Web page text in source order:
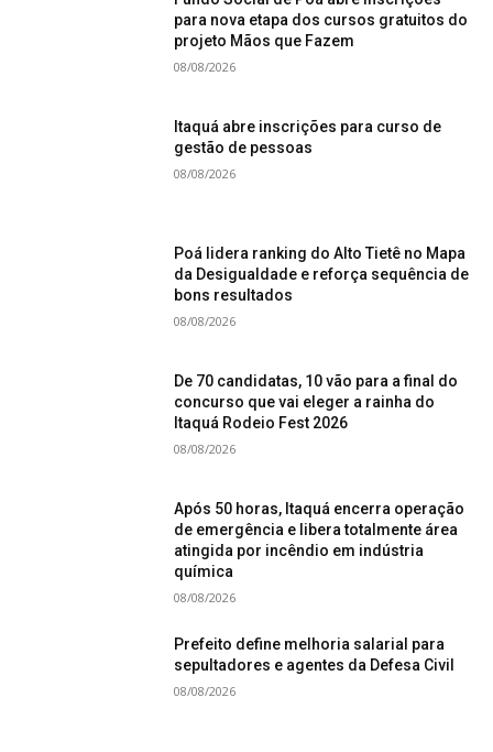
para nova etapa dos cursos gratuitos do
projeto Mãos que Fazem
08/08/2026
Itaquá abre inscrições para curso de
gestão de pessoas
08/08/2026
Poá lidera ranking do Alto Tietê no Mapa
da Desigualdade e reforça sequência de
bons resultados
08/08/2026
De 70 candidatas, 10 vão para a final do
concurso que vai eleger a rainha do
Itaquá Rodeio Fest 2026
08/08/2026
Após 50 horas, Itaquá encerra operação
de emergência e libera totalmente área
atingida por incêndio em indústria
química
08/08/2026
Prefeito define melhoria salarial para
sepultadores e agentes da Defesa Civil
08/08/2026